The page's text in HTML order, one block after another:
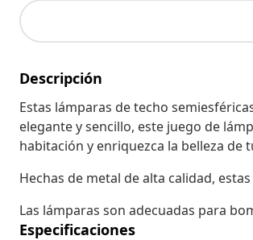
Descripción
Estas lámparas de techo
elegante y sencillo, este juego de
habitación y enriquezca la belleza de
Hechas de metal de alta calidad,
Las lámparas son adecuadas para
Especificaciones